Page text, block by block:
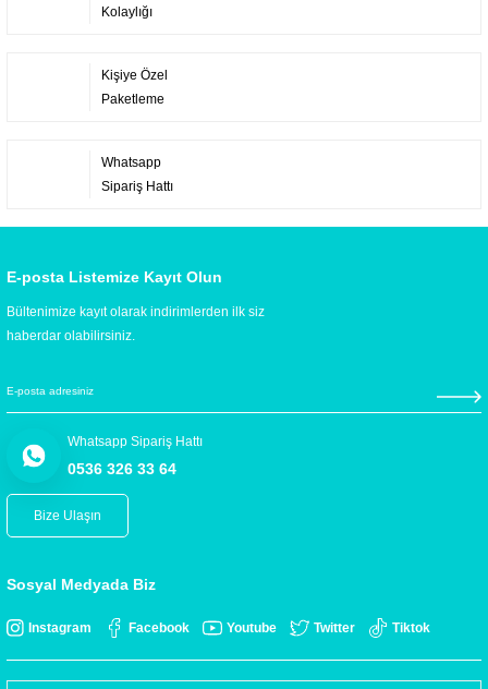
Kolaylığı
Kişiye Özel
Paketleme
Whatsapp
Sipariş Hattı
E-posta Listemize Kayıt Olun
Bültenimize kayıt olarak indirimlerden ilk siz
haberdar olabilirsiniz.
Whatsapp Sipariş Hattı
0536 326 33 64
Bize Ulaşın
Sosyal Medyada Biz
Instagram Facebook Youtube Twitter Tiktok